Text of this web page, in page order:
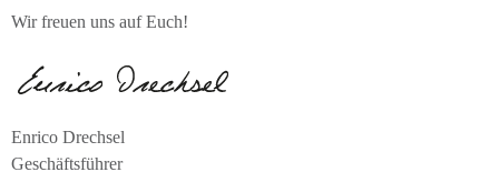
Wir freuen uns auf Euch!
Enrico Drechsel
Geschäftsführer